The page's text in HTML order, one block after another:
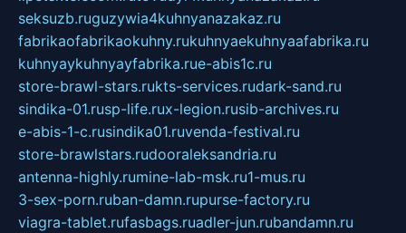
seksuzb.ruguzywia4kuhnyanazakaz.ru
fabrikaofabrikaokuhny.rukuhnyaekuhnyaafabrika.ru
kuhnyaykuhnyayfabrika.rue-abis1c.ru
store-brawl-stars.rukts-services.rudark-sand.ru
sindika-01.rusp-life.rux-legion.rusib-archives.ru
e-abis-1-c.rusindika01.ruvenda-festival.ru
store-brawlstars.rudooraleksandria.ru
antenna-highly.rumine-lab-msk.ru1-mus.ru
3-sex-porn.ruban-damn.rupurse-factory.ru
viagra-tablet.rufasbags.ruadler-jun.rubandamn.ru